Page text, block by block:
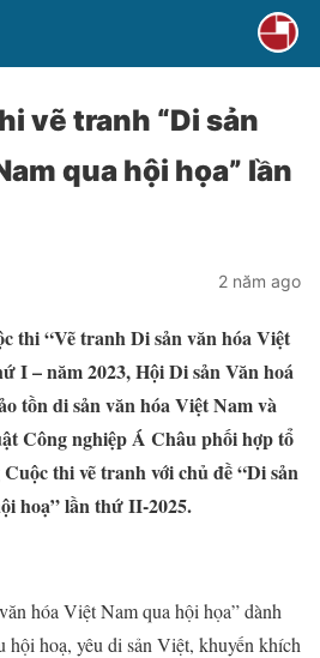
vẽ tranh “Di sản
qua hội họa” lần
2 năm ago
thi “Vẽ tranh Di sản văn hóa Việt
I – năm 2023, Hội Di sản Văn hoá
tồn di sản văn hóa Việt Nam và
Công nghiệp Á Châu phối hợp tổ
thi vẽ tranh với chủ đề “Di sản
hoạ” lần thứ II-2025.
hóa Việt Nam qua hội họa” dành
hội hoạ, yêu di sản Việt, khuyến khích